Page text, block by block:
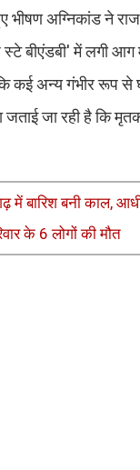
भीषण अग्निकांड ने
बीएंडबी' में लगी
कई अन्य गंभीर रूप
जा रही है कि
में बारिश बनी काल,
के 6 लोगों की मौत